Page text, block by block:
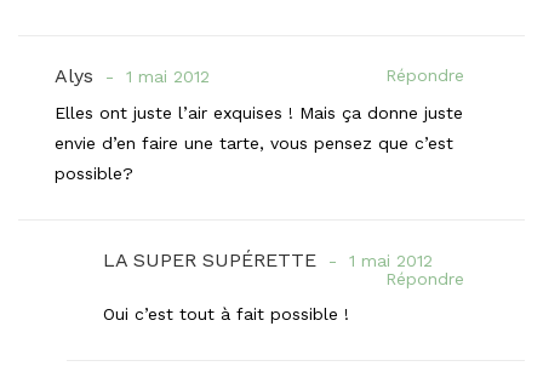
Alys 1 mai 2012
Répondre
Elles ont juste l’air exquises ! Mais ça donne juste
envie d’en faire une tarte, vous pensez que c’est
possible?
LA SUPER SUPÉRETTE
1 mai 2012
Répondre
Oui c’est tout à fait possible !